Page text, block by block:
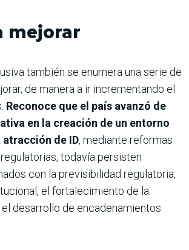
mejorar
también se enumera una serie de
de manera a ir incrementando el
Reconoce que el país avanzó de
en la creación de un entorno
de ID, mediante reformas
todavía persisten
con la previsibilidad regulatoria,
el fortalecimiento de la
desarrollo de encadenamientos